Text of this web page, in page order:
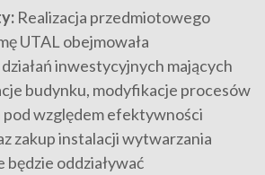
Realizacja przedmiotowego
UTAL obejmowała
inwestycyjnych mających
budynku, modyfikacje procesów
względem efektywności
zakup instalacji wytwarzania
oddziaływać